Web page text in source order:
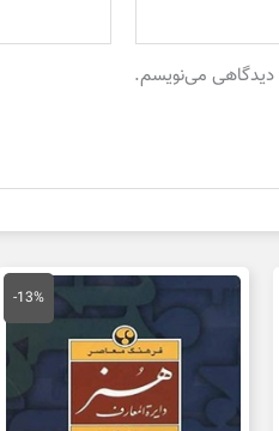
دیدگاهی می‌نویسم.
-13%
قیمت
80,000 تومان
بود.
قیمت
فعلی